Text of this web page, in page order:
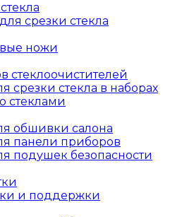
срезки стекла
ножи
срезки стекла в наборах
стеклами
обшивки салона
панели приборов
подушек безопасности
и поддержки